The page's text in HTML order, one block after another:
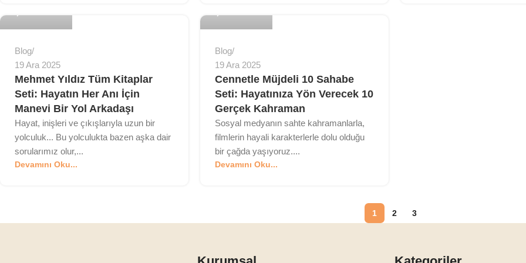
Blog
19 Ara 2025
Mehmet Yıldız Tüm Kitaplar
Seti: Hayatın Her Anı İçin
Manevi Bir Yol Arkadaşı
Hayat, inişleri ve çıkışlarıyla uzun bir
yolculuk... Bu yolculukta bazen aşka dair
sorularımız olur,...
Devamını Oku...
Blog
19 Ara 2025
Cennetle Müjdeli 10 Sahabe
Seti: Hayatınıza Yön Verecek 10
Gerçek Kahraman
Sosyal medyanın sahte kahramanlarla,
filmlerin hayali karakterlerle dolu olduğu
bir çağda yaşıyoruz....
Devamını Oku...
1 2 3